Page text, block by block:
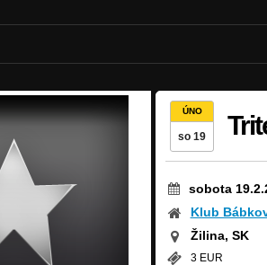
ÚNO
so 19
sobota
Klub
Žilina, SK
3 EUR